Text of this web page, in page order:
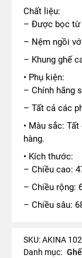
Chất liệu:
– Được bọc từ
– Nệm ngồi
– Khung ghế
• Phụ kiện:
– Chính hãng
– Tất cả các
• Màu sắc:
hàng.
• Kích thước:
– Chiều cao:
– Chiều rộng:
– Chiều sâu:
SKU:AKINA 102
Danh mục: